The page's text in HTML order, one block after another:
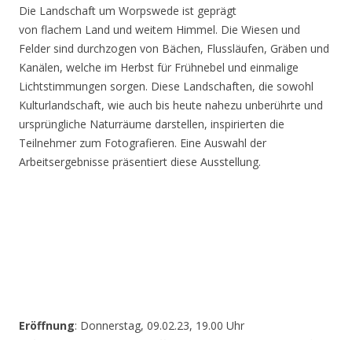
Die Landschaft um Worpswede ist geprägt
von flachem Land und weitem Himmel. Die Wiesen und
Felder sind durchzogen von Bächen, Flussläufen, Gräben und
Kanälen, welche im Herbst für Frühnebel und einmalige
Lichtstimmungen sorgen. Diese Landschaften, die sowohl
Kulturlandschaft, wie auch bis heute nahezu unberührte und
ursprüngliche Naturräume darstellen, inspirierten die
Teilnehmer zum Fotografieren. Eine Auswahl der
Arbeitsergebnisse präsentiert diese Ausstellung.
Eröffnung: Donnerstag, 09.02.23, 19.00 Uhr